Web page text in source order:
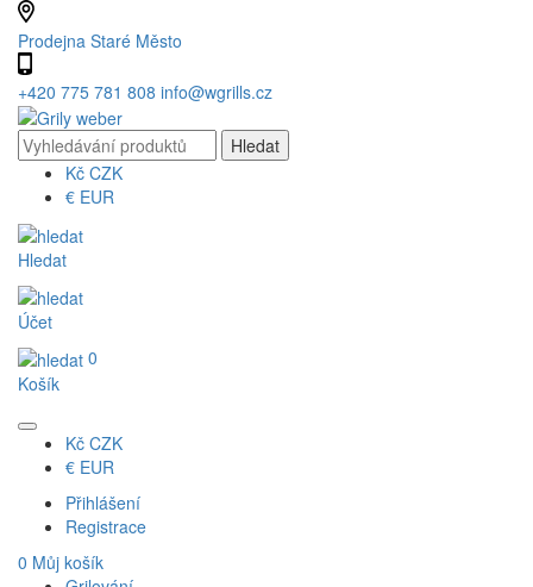
Prodejna Staré Město
+420 775 781 808 info@wgrills.cz
Kč CZK
€ EUR
Hledat
Účet
0
Košík
Kč CZK
€ EUR
Přihlášení
Registrace
0 Můj košík